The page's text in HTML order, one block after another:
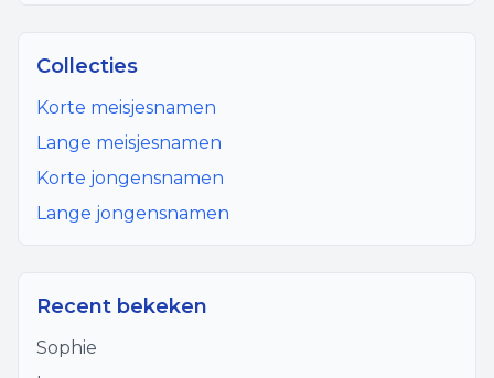
Collecties
Korte meisjesnamen
Lange meisjesnamen
Korte jongensnamen
Lange jongensnamen
Recent bekeken
Sophie